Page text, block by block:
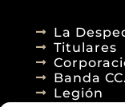
La
Titulares
Banda
Legión